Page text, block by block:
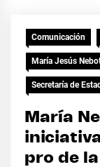
Comunicación
María Jesús
Secretaría de
María
pro de